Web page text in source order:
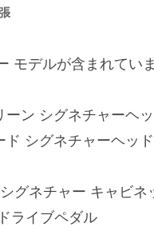
モデルが含まれていま
ーン シグネチャーヘ
ド シグネチャーヘッド
グネチャー キャビネ
ライブペダル